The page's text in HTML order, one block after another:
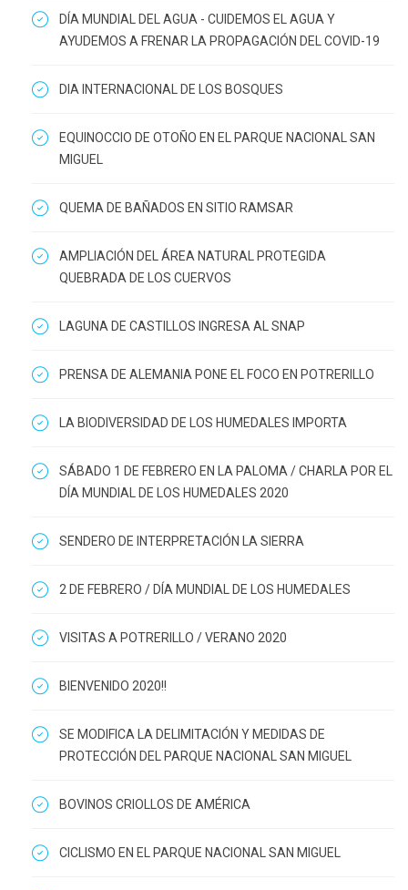
DÍA MUNDIAL DEL AGUA - CUIDEMOS EL AGUA Y
AYUDEMOS A FRENAR LA PROPAGACIÓN DEL COVID-19
DIA INTERNACIONAL DE LOS BOSQUES
EQUINOCCIO DE OTOÑO EN EL PARQUE NACIONAL SAN
MIGUEL
QUEMA DE BAÑADOS EN SITIO RAMSAR
AMPLIACIÓN DEL ÁREA NATURAL PROTEGIDA
QUEBRADA DE LOS CUERVOS
LAGUNA DE CASTILLOS INGRESA AL SNAP
PRENSA DE ALEMANIA PONE EL FOCO EN POTRERILLO
LA BIODIVERSIDAD DE LOS HUMEDALES IMPORTA
SÁBADO 1 DE FEBRERO EN LA PALOMA / CHARLA POR EL
DÍA MUNDIAL DE LOS HUMEDALES 2020
SENDERO DE INTERPRETACIÓN LA SIERRA
2 DE FEBRERO / DÍA MUNDIAL DE LOS HUMEDALES
VISITAS A POTRERILLO / VERANO 2020
BIENVENIDO 2020!!
SE MODIFICA LA DELIMITACIÓN Y MEDIDAS DE
PROTECCIÓN DEL PARQUE NACIONAL SAN MIGUEL
BOVINOS CRIOLLOS DE AMÉRICA
CICLISMO EN EL PARQUE NACIONAL SAN MIGUEL